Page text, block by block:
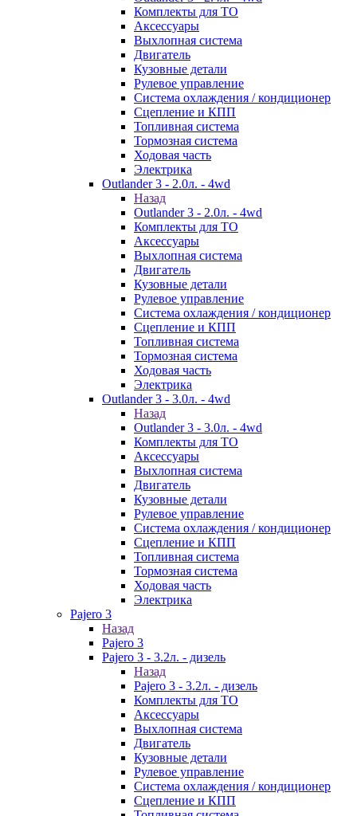
Комплекты для ТО
Аксессуары
Выхлопная система
Двигатель
Кузовные детали
Рулевое управление
Система охлаждения / кондиционер
Сцепление и КПП
Топливная система
Тормозная система
Ходовая часть
Электрика
Outlander 3 - 2.0л. - 4wd
Назад
Outlander 3 - 2.0л. - 4wd
Комплекты для ТО
Аксессуары
Выхлопная система
Двигатель
Кузовные детали
Рулевое управление
Система охлаждения / кондиционер
Сцепление и КПП
Топливная система
Тормозная система
Ходовая часть
Электрика
Outlander 3 - 3.0л. - 4wd
Назад
Outlander 3 - 3.0л. - 4wd
Комплекты для ТО
Аксессуары
Выхлопная система
Двигатель
Кузовные детали
Рулевое управление
Система охлаждения / кондиционер
Сцепление и КПП
Топливная система
Тормозная система
Ходовая часть
Электрика
Pajero 3
Назад
Pajero 3
Pajero 3 - 3.2л. - дизель
Назад
Pajero 3 - 3.2л. - дизель
Комплекты для ТО
Аксессуары
Выхлопная система
Двигатель
Кузовные детали
Рулевое управление
Система охлаждения / кондиционер
Сцепление и КПП